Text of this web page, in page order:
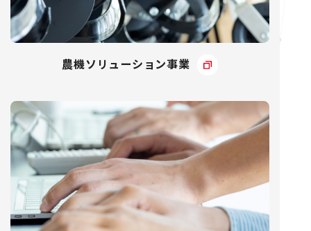
農機ソリューション事業